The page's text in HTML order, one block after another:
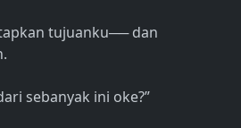
tujuanku── dan
sebanyak ini oke?”